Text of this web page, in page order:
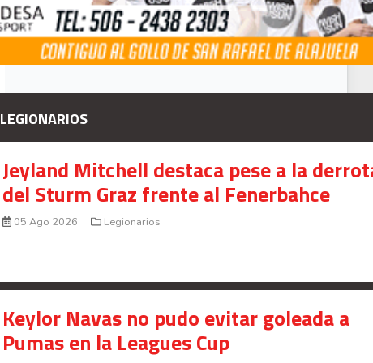
LEGIONARIOS
Jeyland Mitchell destaca pese a la
del Sturm Graz frente al Fenerbahce
05 Ago 2026 Legionarios
Keylor Navas no pudo evitar goleada a
Pumas en la Leagues Cup